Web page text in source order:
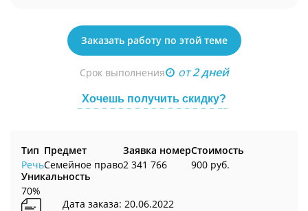
Заказать работу по этой теме
Срок выполнения от2 дней
Хочешь получить скидку?
Тип
Речь
Предмет
Семейное право
Заявка номер
2 341 766
Стоимость
900 руб.
Уникальность
70%
Дата заказа: 20.06.2022